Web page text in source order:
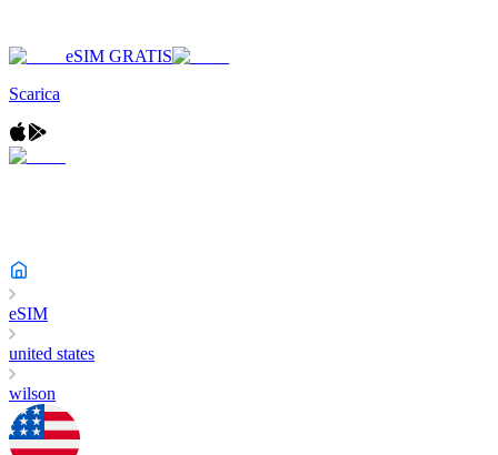
eSIM GRATIS
Scarica
eSIM
united states
wilson